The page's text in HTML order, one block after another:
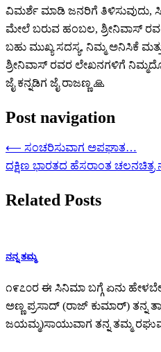
ವಿಮರ್ಶೆ ಮಾಡಿ ಜನರಿಗೆ ತಿಳಿಸುವುದು,
ಮೇಲೆ ಬರುವ ಹಂಬಲ, ಶ್ರೀನಿವಾಸ್
ಬಹು ಮುಖ್ಯ ಸದಸ್ಯ, ನಿಮ್ಮ ಅನಿಸಿಕೆ
ಶ್ರೀನಿವಾಸ್ ರವರ ಲೇಖನಗಳಿಗೆ
ಜೈ ಕನ್ನಡಿಗ ಜೈ ರಾಜಣ್ಣ 🙏
Post navigation
⟵ ಸಂಚರಿಸುವಾಗ ಅಪಘಾತ…
ದಕ್ಷಿಣ ಭಾರತದ ಹೆಸರಾಂತ ಚಲನಚಿತ್ರ
Related Posts
ನನ್ನ ತಮ್ಮ
೧೯೭೦ರ ಈ ಸಿನಿಮಾ ಬಗ್ಗೆ ಏನು
ಅಣ್ಣ ಪ್ರಸಾದ್ (ರಾಜ್ ಕುಮಾರ್)
ಜಯಮ್ಮ)ಸಾಯುವಾಗ ತನ್ನ ತಮ್ಮ